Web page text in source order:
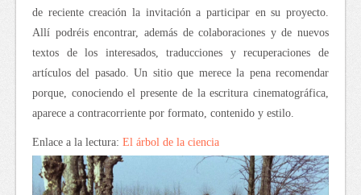
de reciente creación la invitación a participar en su proyecto.
Allí podréis encontrar, además de colaboraciones y de nuevos
textos de los interesados, traducciones y recuperaciones de
artículos del pasado. Un sitio que merece la pena recomendar
porque, conociendo el presente de la escritura cinematográfica,
aparece a contracorriente por formato, contenido y estilo.
Enlace a la lectura: El árbol de la ciencia